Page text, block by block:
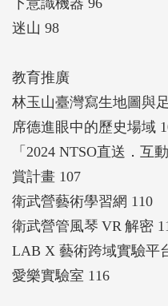
迷山 98
教育推廣
林玉山臺灣寫生地圖與
席德進眼中的歷史場域
「2024 NTSO直送．互
賞計畫 107
衛武營藝術學習網 110
衛武營管風琴 VR 解密
LAB X 藝術跨域實驗平
愛樂實驗室 116